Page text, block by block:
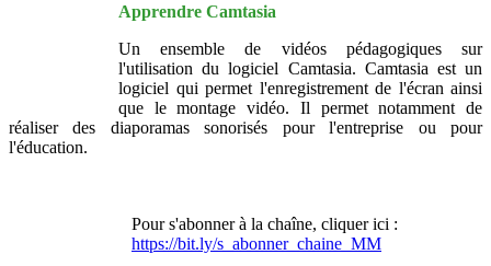
Apprendre Camtasia
Un ensemble de vidéos pédagogiques sur
l'utilisation du logiciel Camtasia. Camtasia est un
logiciel qui permet l'enregistrement de l'écran ainsi
que le montage vidéo. Il permet notamment de
réaliser des diaporamas sonorisés pour l'entreprise ou pour
l'éducation.
Pour s'abonner à la chaîne, cliquer ici :
https://bit.ly/s_abonner_chaine_MM